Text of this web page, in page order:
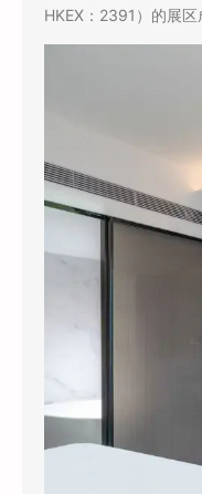
HKEX：2391）的展